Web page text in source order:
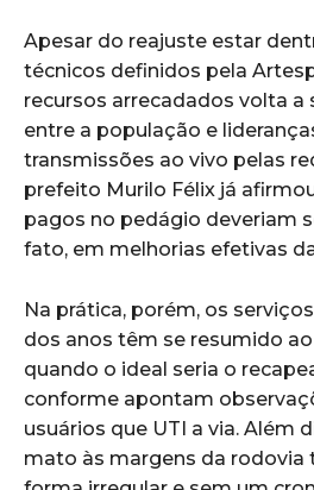
Apesar do reajuste estar
técnicos definidos pela
recursos arrecadados volta
entre a população e
transmissões ao vivo pelas
prefeito Murilo Félix já
pagos no pedágio deveriam
fato, em melhorias efetivas
Na prática, porém, os
dos anos têm se resumido
quando o ideal seria o
conforme apontam
usuários que UTI a via. Além
mato às margens da